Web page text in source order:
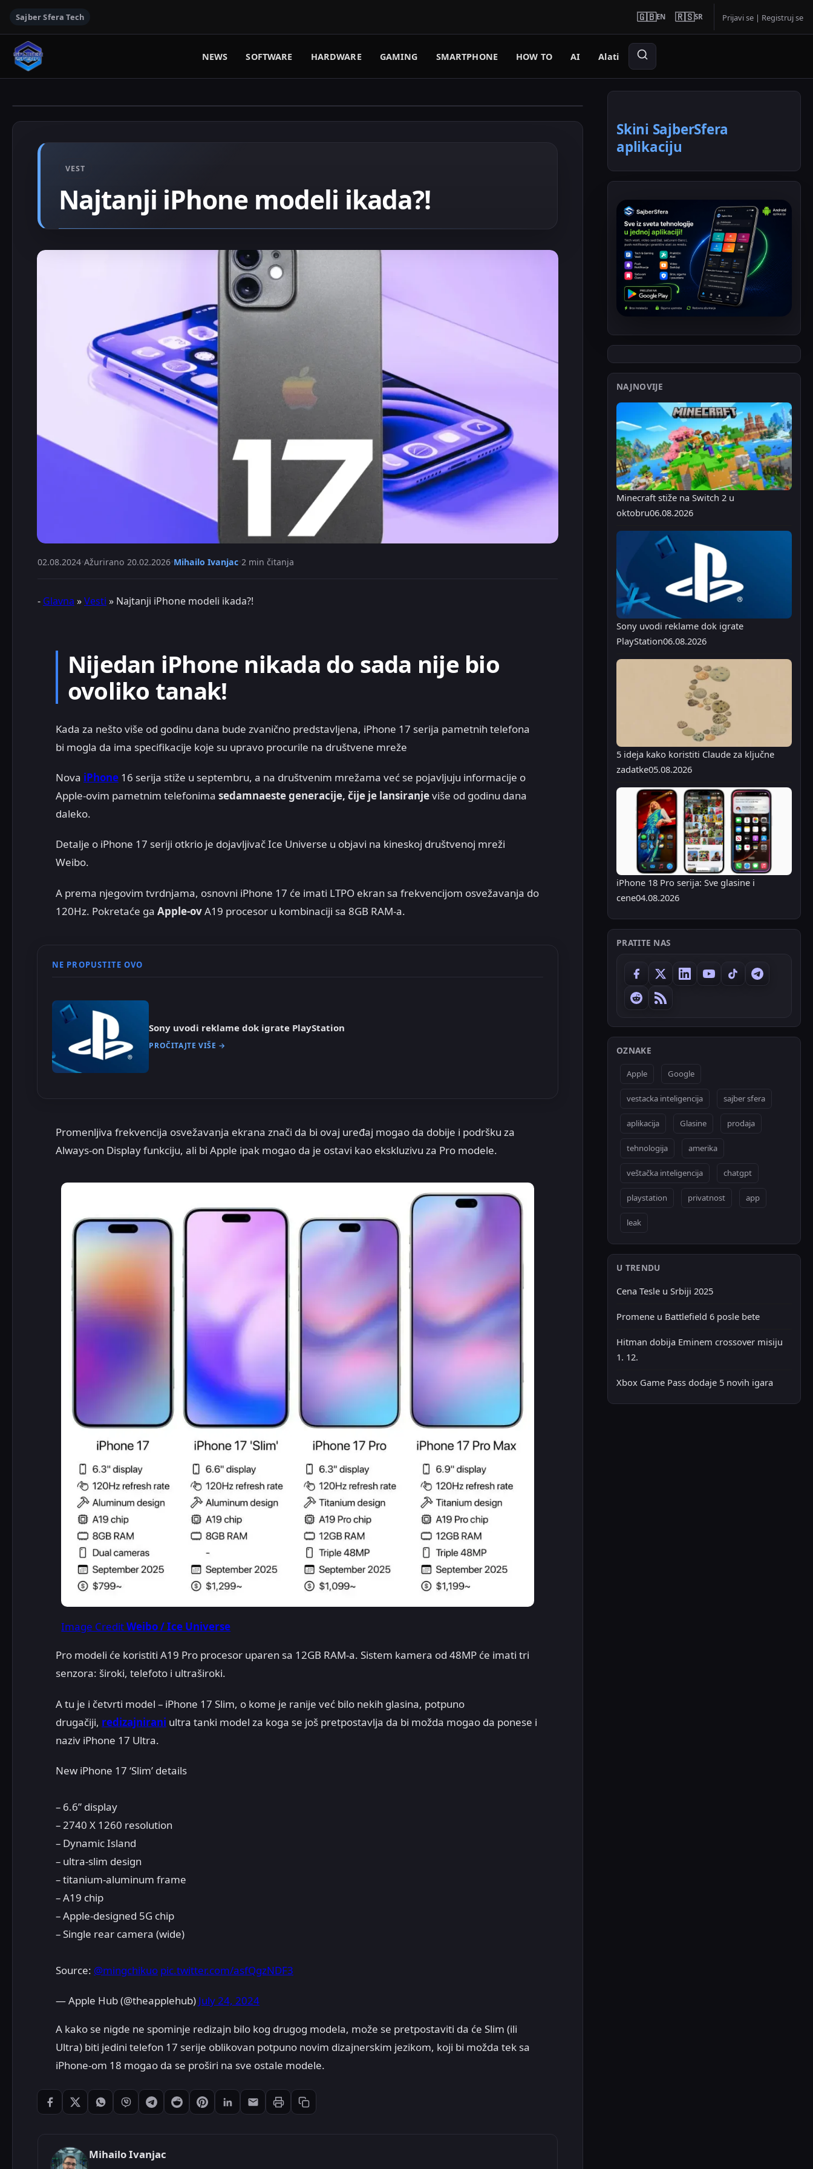
Sajber Sfera Tech 🇬🇧EN 🇷🇸SR Prijavi se | Registruj se
NEWS SOFTWARE HARDWARE GAMING SMARTPHONE HOW TO AI Alati
VEST
Najtanji iPhone modeli ikada?!
02.08.2024 Ažurirano 20.02.2026 Mihailo Ivanjac 2 min čitanja
- Glavna »Vesti » Najtanji iPhone modeli ikada?!
Nijedan iPhone nikada do sada nije bio
ovoliko tanak!
Kada za nešto više od godinu dana bude zvanično predstavljena, iPhone 17 serija pametnih telefona
bi mogla da ima specifikacije koje su upravo procurile na društvene mreže
Nova iPhone 16 serija stiže u septembru, a na društvenim mrežama već se pojavljuju informacije o
Apple-ovim pametnim telefonima sedamnaeste generacije, čije je lansiranjeviše od godinu dana
daleko.
Detalje o iPhone 17 seriji otkrio je dojavljivač Ice Universe u objavi na kineskoj društvenoj mreži
Weibo.
A prema njegovim tvrdnjama, osnovni iPhone 17 će imati LTPO ekran sa frekvencijom osvežavanja do
120Hz. Pokretaće ga Apple-ovA19 procesor u kombinaciji sa 8GB RAM-a.
NE PROPUSTITE OVO
Sony uvodi reklame dok igrate PlayStation
PROČITAJTE VIŠE →
Promenljiva frekvencija osvežavanja ekrana znači da bi ovaj uređaj mogao da dobije i podršku za
Always-on Display funkciju, ali bi Apple ipak mogao da je ostavi kao ekskluzivu za Pro modele.
Image CreditWeibo / Ice Universe
Pro modeli će koristiti A19 Pro procesor uparen sa 12GB RAM-a. Sistem kamera od 48MP će imati tri
senzora: široki, telefoto i ultraširoki.
A tu je i četvrti model – iPhone 17 Slim, o kome je ranije već bilo nekih glasina, potpuno
drugačiji, redizajnirani ultra tanki model za koga se još pretpostavlja da bi možda mogao da ponese i
naziv iPhone 17 Ultra.
New iPhone 17 ‘Slim’ details
– 6.6” display
– 2740 X 1260 resolution
– Dynamic Island
– ultra-slim design
– titanium-aluminum frame
– A19 chip
– Apple-designed 5G chip
– Single rear camera (wide)
Source: @mingchikuo pic.twitter.com/asfQgzNDF3
— Apple Hub (@theapplehub) July 24, 2024
A kako se nigde ne spominje redizajn bilo kog drugog modela, može se pretpostaviti da će Slim (ili
Ultra) biti jedini telefon 17 serije oblikovan potpuno novim dizajnerskim jezikom, koji bi možda tek sa
iPhone-om 18 mogao da se proširi na sve ostale modele.
Podeli: Facebook
Podeli: XPodeli: WhatsApp
Podeli: Viber
Podeli: Telegram
Podeli: Reddit
Podeli: Pinterest
Podeli: LinkedIn
Podeli: Email
Štampaj članak
Kopiraj link
Mihailo Ivanjac
Skini SajberSfera
aplikaciju
NAJNOVIJE
Minecraft stiže na Switch 2 u
oktobru06.08.2026
Sony uvodi reklame dok igrate
PlayStation06.08.2026
5 ideja kako koristiti Claude za ključne
zadatke05.08.2026
iPhone 18 Pro serija: Sve glasine i
cene04.08.2026
PRATITE NAS
OZNAKE
Apple Google
vestacka inteligencija sajber sfera
aplikacija Glasine prodaja
tehnologija amerika
veštačka inteligencija chatgpt
playstation privatnost app
leak
U TRENDU
Cena Tesle u Srbiji 2025
Promene u Battlefield 6 posle bete
Hitman dobija Eminem crossover misiju
1. 12.
Xbox Game Pass dodaje 5 novih igara